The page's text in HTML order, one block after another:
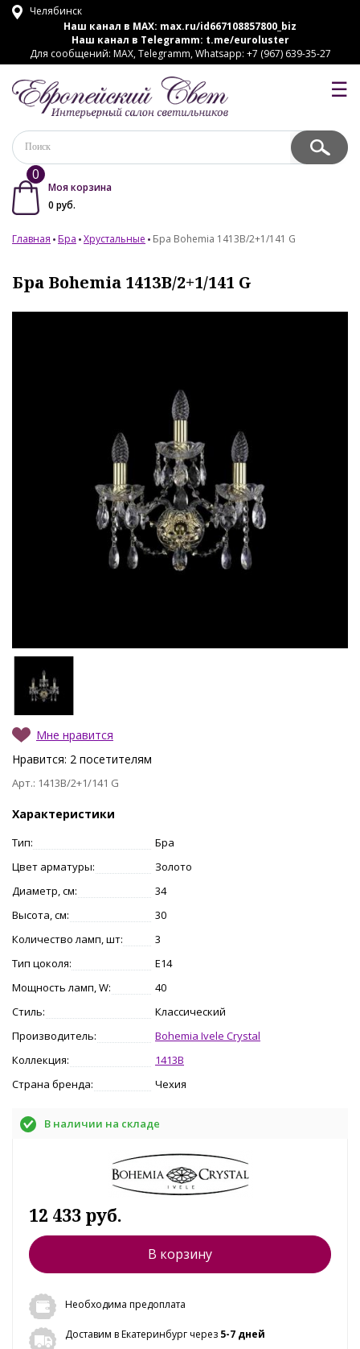
Челябинск
Наш канал в MAX: max.ru/id667108857800_biz
Наш канал в Telegramm: t.me/euroluster
Для сообщений: MAX, Telegramm, Whatsapp: +7 (967) 639-35-27
☰
0
Моя корзина
0 руб.
Главная Бра Хрустальные Бра Bohemia 1413B/2+1/141 G
Бра Bohemia 1413B/2+1/141 G
Мне нравится
Нравится: 2 посетителям
Арт.: 1413B/2+1/141 G
Характеристики
Тип:
Бра
Цвет арматуры:
Золото
Диаметр, см:
34
Высота, см:
30
Количество ламп, шт:
3
Тип цоколя:
E14
Мощность ламп, W:
40
Стиль:
Классический
Производитель:
Bohemia Ivele Crystal
Коллекция:
1413B
Страна бренда:
Чехия
В наличии на складе
12 433 руб.
В корзину
Необходима предоплата
Доставим в Екатеринбург через 5-7 дней